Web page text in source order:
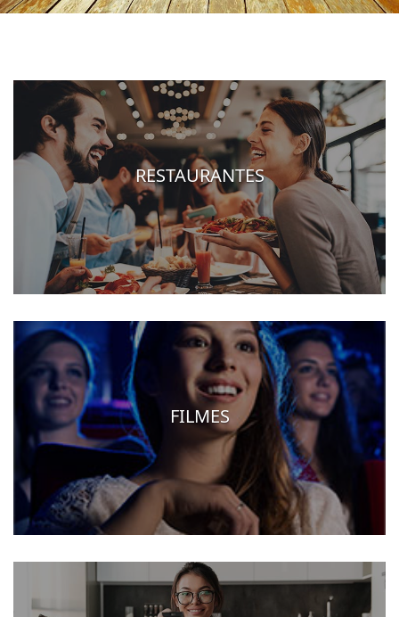
RESTAURANTES
FILMES